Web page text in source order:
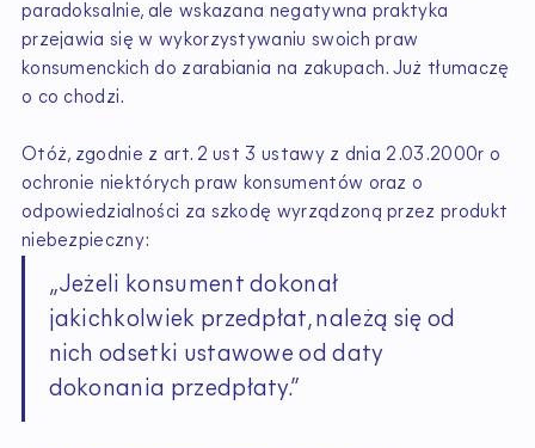
paradoksalnie, ale wskazana negatywna praktyka
przejawia się w wykorzystywaniu swoich praw
konsumenckich do zarabiania na zakupach. Już tłumaczę
o co chodzi.
Otóż, zgodnie z art. 2 ust 3 ustawy z dnia 2.03.2000r o
ochronie niektórych praw konsumentów oraz o
odpowiedzialności za szkodę wyrządzoną przez produkt
niebezpieczny:
„Jeżeli konsument dokonał
jakichkolwiek przedpłat, należą się od
nich odsetki ustawowe od daty
dokonania przedpłaty.”